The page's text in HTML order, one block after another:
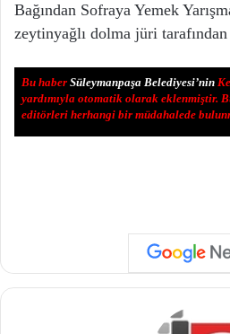
Bağından Sofraya Yemek
zeytinyağlı dolma jüri
Bu haberSüleymanpaşa Belediyesi’nin
yardımıyla otomatik olarak eklenmiştir.
editörleri herhangi bir müdahalede